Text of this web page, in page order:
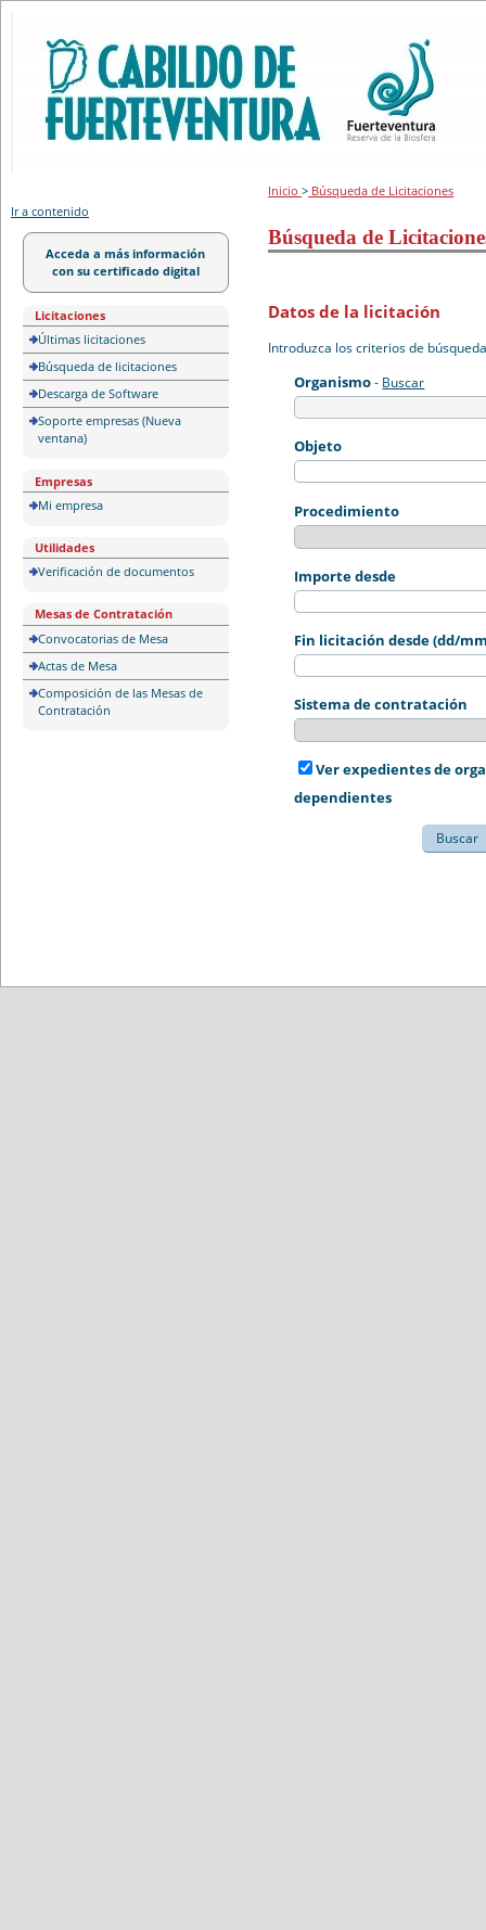
Ir a contenido
Acceda a más información
con su certificado digital
Licitaciones
Últimas licitaciones
Búsqueda de licitaciones
Descarga de Software
Soporte empresas (Nueva
ventana)
Empresas
Mi empresa
Utilidades
Verificación de documentos
Mesas de Contratación
Convocatorias de Mesa
Actas de Mesa
Composición de las Mesas de
Contratación
Inicio> Búsqueda de Licitaciones
Búsqueda de
Introduzca los criterios de
Datos de la licitación
Organismo- Buscar
Objeto
Procedimiento
Importe desde
Fin licitación desde (dd/
Sistema de contratación
Ver expedientes de
dependientes